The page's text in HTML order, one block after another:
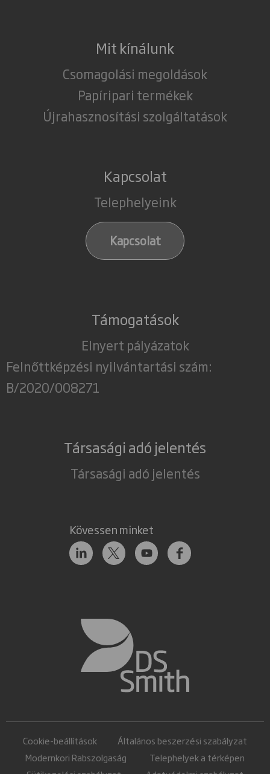
Mit kínálunk
Csomagolási megoldások
Papíripari termékek
Újrahasznosítási szolgáltatások
Kapcsolat
Telephelyeink
Kapcsolat
Támogatások
Elnyert pályázatok
Felnőttképzési nyilvántartási szám:
B/2020/008271
Társasági adó jelentés
Társasági adó jelentés
Kövessen minket
Cookie-beállítások
Általános beszerzési szabályzat
Modernkori Rabszolgaság
Telephelyek a térképen